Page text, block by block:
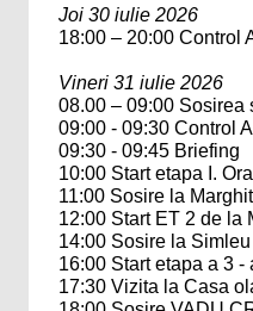
Joi 30 iulie 2026
18:00 – 20:00 Control
Vineri 31 iulie 2026
08.00 – 09:00 Sosirea
09:00 - 09:30 Control
09:30 - 09:45 Briefing
10:00 Start etapa I.
11:00 Sosire la
12:00 Start ET 2 de la
14:00 Sosire la
16:00 Start etapa a 3
17:30 Vizita la Casa